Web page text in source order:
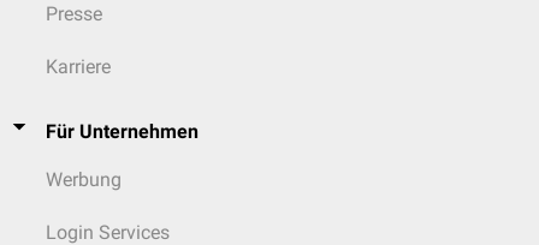
Presse
Karriere
Für Unternehmen
Werbung
Login Services